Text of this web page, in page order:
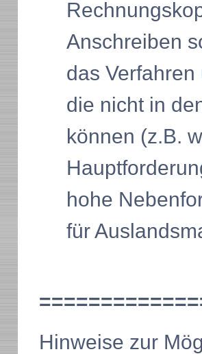
Anschreiben
das
die nicht in
können (z.B.
hohe
für
Hinweise zur